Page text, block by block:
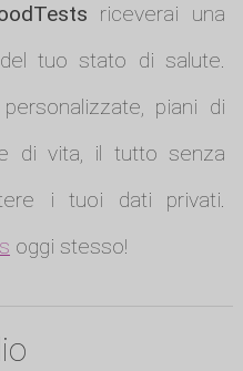
riceverai una
tuo stato di salute.
piani di
di vita, il tutto senza
i tuoi dati privati.
oggi stesso!